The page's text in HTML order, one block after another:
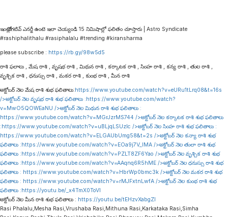
ఇంట్లో నెగటివ్ ఎనర్జీ ఉంటె ఇలా చెయ్యండి 15 నిమిషాల్లో ఫలితం చూస్తారు | Astro Syndicate
#rashiphalithalu #rasiphalalu #trending #kiransharma
please subscribe : https://rb.gy/98w5d5
రాశి ఫలాలు , మేష రాశి , వృషభ రాశి , మిథున రాశి , కర్కాటక రాశి , సింహ రాశి , కన్య రాశి , తుల రాశి ,
వృశ్చిక రాశి , ధనుస్సు రాశి , మకర రాశి , కుంభ రాశి , మీన రాశి
అక్టోబర్ నెల మేష రాశి శుభ ఫలితాలు:https://www.youtube.com/watch?v=eURu1tLrq08&t=16s
/>అక్టోబర్ నెల వృషభ రాశి శుభ ఫలితాలు :https://www.youtube.com/watch?
v=MwO5QOWEaNU />అక్టోబర్ నెల మిథున రాశి శుభ ఫలితాలు :
https://www.youtube.com/watch?v=MGrJzrMS744 />అక్టోబర్ నెల కర్కాటక రాశి శుభ ఫలితాలు
:https://www.youtube.com/watch?v=uBLjqLSUzIc />అక్టోబర్ నెల సింహ రాశి శుభ ఫలితాలు :
https://www.youtube.com/watch?v=ELGAUbUmg58&t=2s />అక్టోబర్ నెల కన్యా రాశి శుభ
ఫలితాలు :https://www.youtube.com/watch?v=EOa9j7V_lMA />అక్టోబర్ నెల తులా రాశి శుభ
ఫలితాలు :https://www.youtube.com/watch?v=PZLT8ZF6Yao />అక్టోబర్ నెల వృశ్చిక రాశి శుభ
ఫలితాలు :https://www.youtube.com/watch?v=AAqnq6R5hME />అక్టోబర్ నెల ధనుస్సు రాశి శుభ
ఫలితాలు : https://www.youtube.com/watch?v=HbrWp0bmc3k />అక్టోబర్ నెల మకర రాశి శుభ
ఫలితాలు : https://www.youtube.com/watch?v=rMJFxtnLwfA />అక్టోబర్ నెల కుంభ రాశి శుభ
ఫలితాలు :https://youtu.be/_x4TmX0ToVI
అక్టోబర్ నెల మీన రాశి శుభ ఫలితాలు : https://youtu.be/tEHzvXabgZI
Rasi Phalalu,Mesha Rasi,Vrushaba Rasi,Mithuna Rasi,Karkataka Rasi,Simha